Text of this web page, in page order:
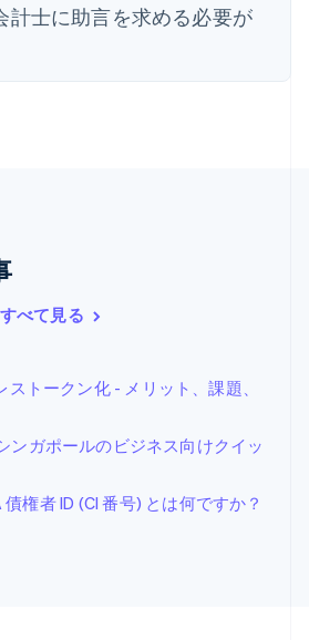
計士に助言を求める必要が
べて見る
トークン化 - メリット、課題、
ンガポールのビジネス向けクイッ
債権者 ID (CI 番号) とは何ですか？
English